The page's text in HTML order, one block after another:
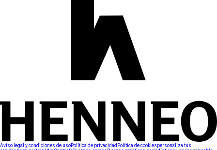
Aviso legal y condiciones de usoPolítica de privacidad Política de cookiespersonaliza tus